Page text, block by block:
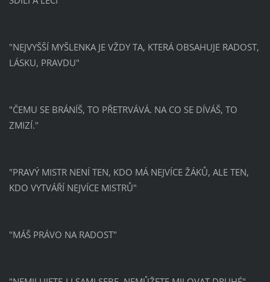
"NEJVYŠŠÍ MYŠLENKA JE VŽDY TA, KTERÁ OBSAHUJE RADOST,
LÁSKU, PRAVDU"
"ČEMU SE BRÁNÍŠ, TO PŘETRVÁVÁ. NA CO SE DÍVÁŠ, TO
ZMIZÍ."
"PRAVÝ MISTR NENÍ TEN, KDO MÁ NEJVÍCE ŽÁKŮ, ALE TEN,
KDO VYTVÁŘÍ NEJVÍCE MISTRŮ"
"MÁŠ PRÁVO NA RADOST"